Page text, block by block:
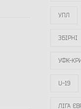
УПЛ
ЗБІРНІ
УФК-
U-19
ЛІГА